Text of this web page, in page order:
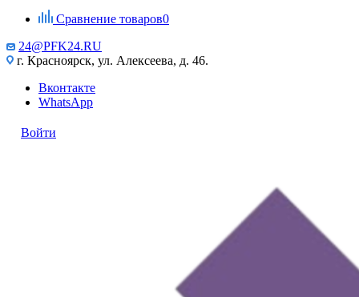
Сравнение товаров0
24@PFK24.RU
г. Красноярск, ул. Алексеева, д. 46.
Вконтакте
WhatsApp
Войти